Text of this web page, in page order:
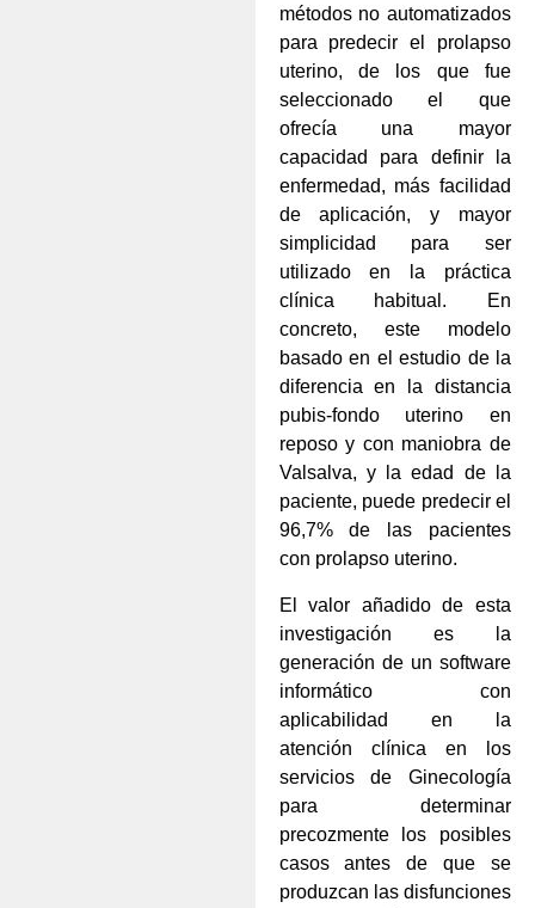
métodos no automatizados
para predecir el prolapso
uterino, de los que fue
seleccionado el que
ofrecía una mayor
capacidad para definir la
enfermedad, más facilidad
de aplicación, y mayor
simplicidad para ser
utilizado en la práctica
clínica habitual. En
concreto, este modelo
basado en el estudio de la
diferencia en la distancia
pubis-fondo uterino en
reposo y con maniobra de
Valsalva, y la edad de la
paciente, puede predecir el
96,7% de las pacientes
con prolapso uterino.
El valor añadido de esta
investigación es la
generación de un software
informático con
aplicabilidad en la
atención clínica en los
servicios de Ginecología
para determinar
precozmente los posibles
casos antes de que se
produzcan las disfunciones